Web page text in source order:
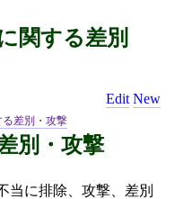
関する差別
Edit New
差別・攻撃
別・攻撃
当に排除、攻撃、 差別